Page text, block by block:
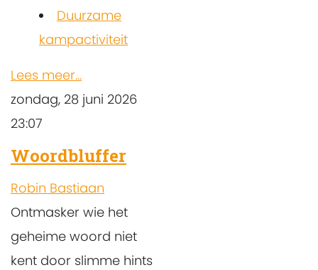
Duurzame
kampactiviteit
Lees meer...
zondag, 28 juni 2026
23:07
Woordbluffer
Robin Bastiaan
Ontmasker wie het
geheime woord niet
kent door slimme hints